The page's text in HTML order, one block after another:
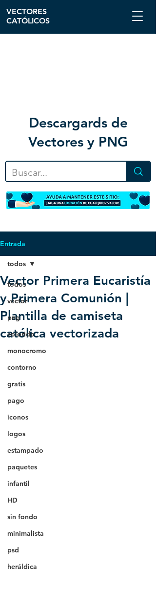
Descargards de
Vectores y PNG
VECTORES
CATÓLICOS
Entrada
todos
vector
png
colorido
monocromo
contorno
gratis
pago
iconos
logos
estampado
paquetes
infantil
HD
sin fondo
minimalista
psd
heráldica
todos
Vector Primera Eucaristía
y Primera Comunión |
Plantilla de camiseta
católica vectorizada